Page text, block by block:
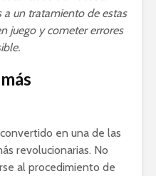
un tratamiento de estas
juego y cometer errores
en una de las
revolucionarias. No
al procedimiento de